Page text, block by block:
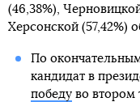
(46,38%),
Херсонской (57,42%)
По
кандидат в
победуво втором